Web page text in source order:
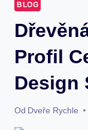
BLOG
Profil
Design
Od Dveře Rychle